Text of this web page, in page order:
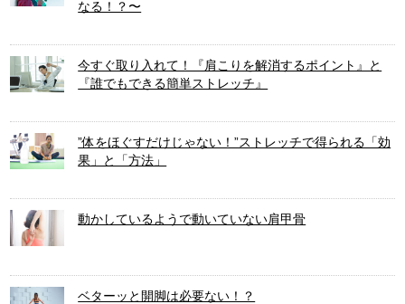
なる！？〜
今すぐ取り入れて！『肩こりを解消するポイント』と
『誰でもできる簡単ストレッチ』
”体をほぐすだけじゃない！”ストレッチで得られる「効
果」と「方法」
動かしているようで動いていない肩甲骨
ベターッと開脚は必要ない！？